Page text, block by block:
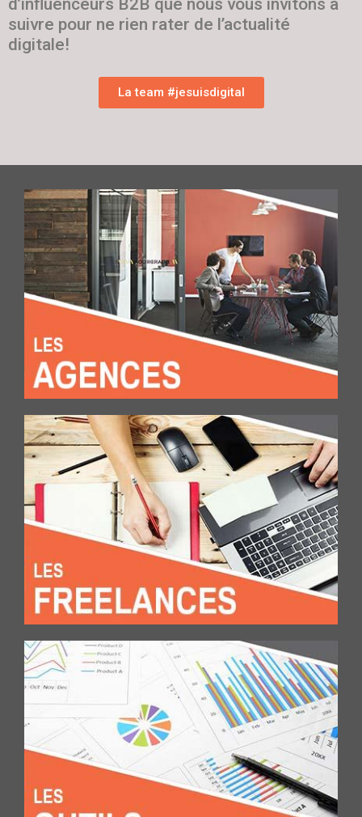
d’influenceurs B2B que nous vous invitons à
suivre pour ne rien rater de l’actualité
digitale!
La team #jesuisdigital